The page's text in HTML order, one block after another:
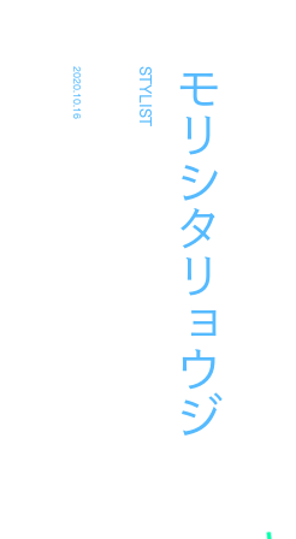
モリシタリョウジ
STYLIST
2020.10.16